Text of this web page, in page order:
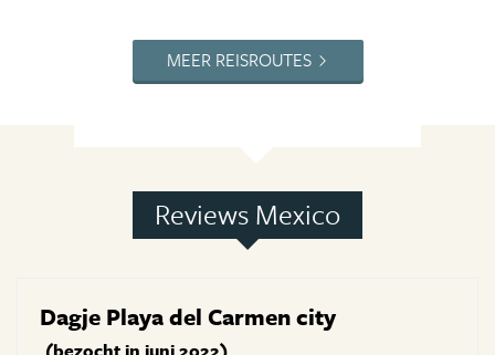
MEER REISROUTES
Reviews Mexico
Dagje Playa del Carmen city